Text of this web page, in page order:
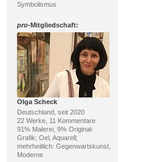
Symbolismus
pro-Mitgliedschaft:
Olga Scheck
Deutschland, seit 2020
22 Werke, 11 Kommentare
91% Malerei, 9% Original-
Grafik; Oel, Aquarell;
mehrheitlich: Gegenwartskunst,
Moderne